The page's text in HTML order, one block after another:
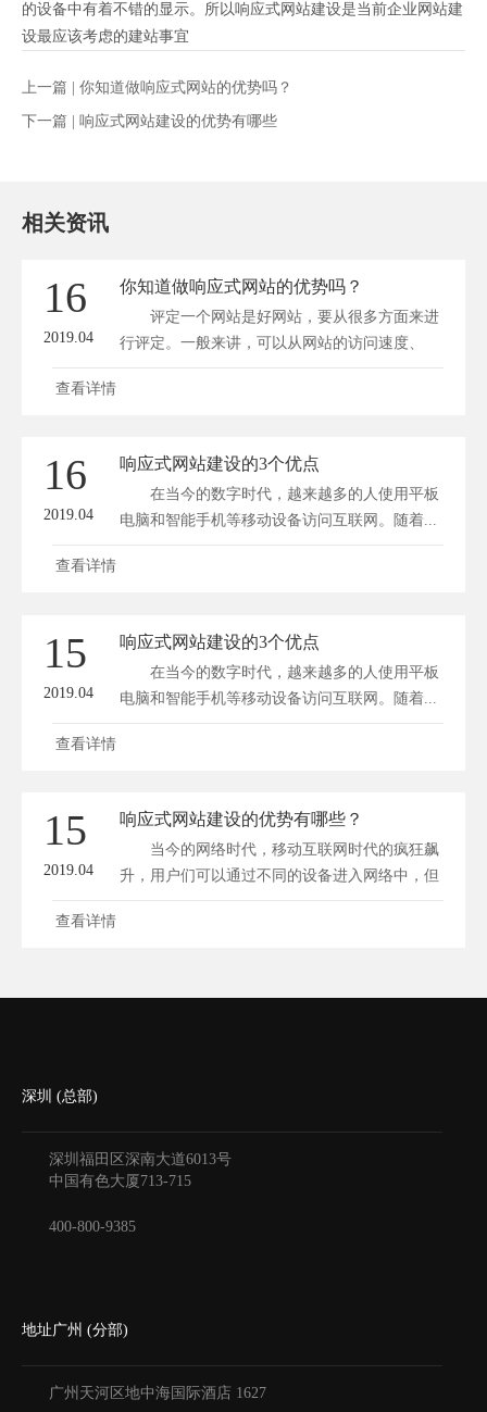
的设备中有着不错的显示。所以响应式网站建设是当前企业网站建
设最应该考虑的建站事宜
上一篇 | 你知道做响应式网站的优势吗？
下一篇 | 响应式网站建设的优势有哪些
相关资讯
16
2019.04
你知道做响应式网站的优势吗？
评定一个网站是好网站，要从很多方面来进
行评定。一般来讲，可以从网站的访问速度、
页...
查看详情
16
2019.04
响应式网站建设的3个优点
在当今的数字时代，越来越多的人使用平板
电脑和智能手机等移动设备访问互联网。随着...
查看详情
15
2019.04
响应式网站建设的3个优点
在当今的数字时代，越来越多的人使用平板
电脑和智能手机等移动设备访问互联网。随着...
查看详情
15
2019.04
响应式网站建设的优势有哪些？
当今的网络时代，移动互联网时代的疯狂飙
升，用户们可以通过不同的设备进入网络中，但
是...
查看详情
深圳 (总部)
深圳福田区深南大道6013号
中国有色大厦713-715
400-800-9385
地址广州 (分部)
广州天河区地中海国际酒店 1627